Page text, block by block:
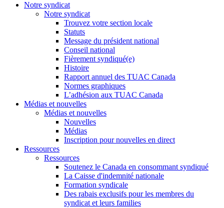
Notre syndicat
Notre syndicat
Trouvez votre section locale
Statuts
Message du président national
Conseil national
Fièrement syndiqué(e)
Histoire
Rapport annuel des TUAC Canada
Normes graphiques
L’adhésion aux TUAC Canada
Médias et nouvelles
Médias et nouvelles
Nouvelles
Médias
Inscription pour nouvelles en direct
Ressources
Ressources
Soutenez le Canada en consommant syndiqué
La Caisse d'indemnité nationale
Formation syndicale
Des rabais exclusifs pour les membres du
syndicat et leurs families